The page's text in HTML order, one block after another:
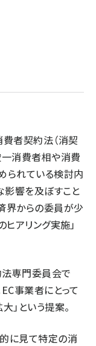
者契約法（消契
一消費者相や消費
られている検討内
影響を及ぼすこと
界からの委員が少
アリング実施」
専門委員会で
事業者にとって
」という提案。
に見て特定の消
参加